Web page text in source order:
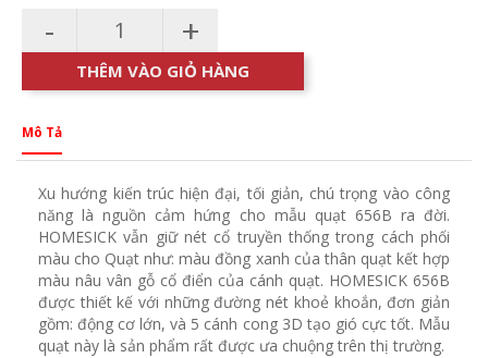
- +
THÊM VÀO GIỎ HÀNG
Mô Tả
Xu hướng kiến trúc hiện đại, tối giản, chú trọng vào công
năng là nguồn cảm hứng cho mẫu quạt 656B ra đời.
HOMESICK vẫn giữ nét cổ truyền thống trong cách phối
màu cho Quạt như: màu đồng xanh của thân quạt kết hợp
màu nâu vân gỗ cổ điển của cánh quạt. HOMESICK 656B
được thiết kế với những đường nét khoẻ khoắn, đơn giản
gồm: động cơ lớn, và 5 cánh cong 3D tạo gió cực tốt. Mẫu
quạt này là sản phẩm rất được ưa chuộng trên thị trường.